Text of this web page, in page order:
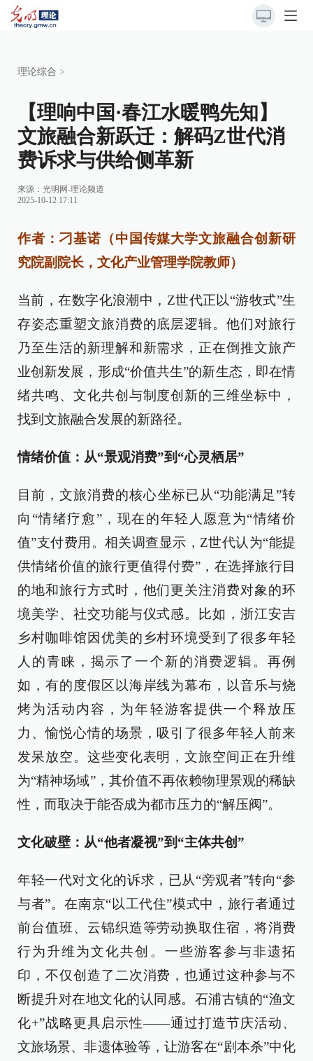
理论综合 >
【理响中国·春江水暖鸭先知】
文旅融合新跃迁：解码Z世代消
费诉求与供给侧革新
来源： 光明网-理论频道
2025-10-12 17:11
作者：刁基诺（中国传媒大学文旅融合创新研
究院副院长，文化产业管理学院教师）
当前，在数字化浪潮中，Z世代正以“游牧式”生
存姿态重塑文旅消费的底层逻辑。他们对旅行
乃至生活的新理解和新需求，正在倒推文旅产
业创新发展，形成“价值共生”的新生态，即在情
绪共鸣、文化共创与制度创新的三维坐标中，
找到文旅融合发展的新路径。
情绪价值：从“景观消费”到“心灵栖居”
目前，文旅消费的核心坐标已从“功能满足”转
向“情绪疗愈”，现在的年轻人愿意为“情绪价
值”支付费用。相关调查显示，Z世代认为“能提
供情绪价值的旅行更值得付费”，在选择旅行目
的地和旅行方式时，他们更关注消费对象的环
境美学、社交功能与仪式感。比如，浙江安吉
乡村咖啡馆因优美的乡村环境受到了很多年轻
人的青睐，揭示了一个新的消费逻辑。再例
如，有的度假区以海岸线为幕布，以音乐与烧
烤为活动内容，为年轻游客提供一个释放压
力、愉悦心情的场景，吸引了很多年轻人前来
发呆放空。这些变化表明，文旅空间正在升维
为“精神场域”，其价值不再依赖物理景观的稀缺
性，而取决于能否成为都市压力的“解压阀”。
文化破壁：从“他者凝视”到“主体共创”
年轻一代对文化的诉求，已从“旁观者”转向“参
与者”。在南京“以工代住”模式中，旅行者通过
前台值班、云锦织造等劳动换取住宿，将消费
行为升维为文化共创。一些游客参与非遗拓
印，不仅创造了二次消费，也通过这种参与不
断提升对在地文化的认同感。石浦古镇的“渔文
化+”战略更具启示性——通过打造节庆活动、
文旅场景、非遗体验等，让游客在“剧本杀”中化